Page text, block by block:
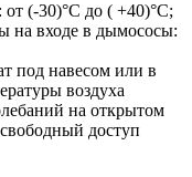
(-30)°С до ( +40)°С;
на входе в дымососы:
под навесом или в
воздуха
на открытом
доступ